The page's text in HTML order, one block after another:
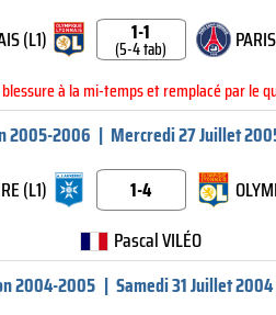
(L1) 1-1
(5-4 tab)
à la mi-temps et remplacé par le
2005-2006 | Mercredi 27 Juillet
(L1)
1-4
Pascal VILÉO
2004-2005 | Samedi 31 Juillet